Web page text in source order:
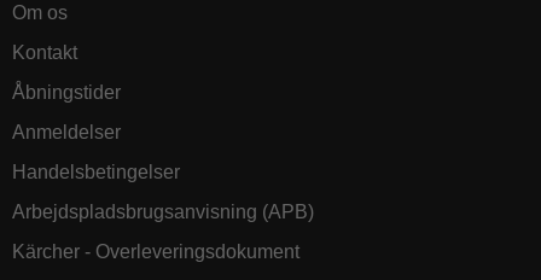
Om os
Kontakt
Åbningstider
Anmeldelser
Handelsbetingelser
Arbejdspladsbrugsanvisning (APB)
Kärcher - Overleveringsdokument